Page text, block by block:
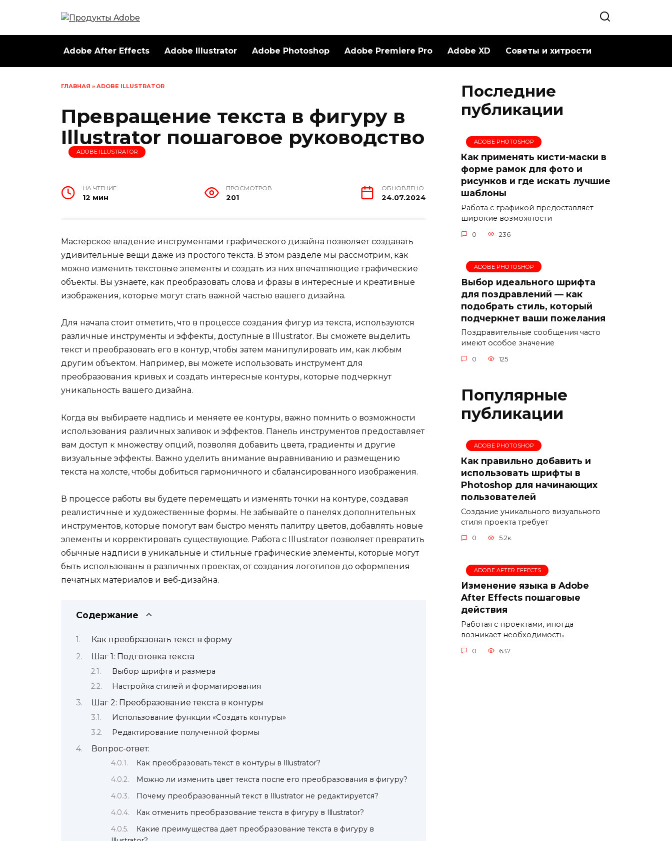
Adobe After Effects Adobe Illustrator Adobe Photoshop Adobe Premiere Pro Adobe XD Советы и хитрости
ГЛАВНАЯ » ADOBE ILLUSTRATOR
Превращение текста в фигуру в
Illustrator пошаговое руководство
ADOBE ILLUSTRATOR
НА ЧТЕНИЕ
12 мин
ПРОСМОТРОВ
201
ОБНОВЛЕНО
24.07.2024
Мастерское владение инструментами графического дизайна позволяет создавать
удивительные вещи даже из простого текста. В этом разделе мы рассмотрим, как
можно изменить текстовые элементы и создать из них впечатляющие графические
объекты. Вы узнаете, как преобразовать слова и фразы в интересные и креативные
изображения, которые могут стать важной частью вашего дизайна.
Для начала стоит отметить, что в процессе создания фигур из текста, используются
различные инструменты и эффекты, доступные в Illustrator. Вы сможете выделить
текст и преобразовать его в контур, чтобы затем манипулировать им, как любым
другим объектом. Например, вы можете использовать инструмент для
преобразования кривых и создать интересные контуры, которые подчеркнут
уникальность вашего дизайна.
Когда вы выбираете надпись и меняете ее контуры, важно помнить о возможности
использования различных заливок и эффектов. Панель инструментов предоставляет
вам доступ к множеству опций, позволяя добавить цвета, градиенты и другие
визуальные эффекты. Важно уделить внимание выравниванию и размещению
текста на холсте, чтобы добиться гармоничного и сбалансированного изображения.
В процессе работы вы будете перемещать и изменять точки на контуре, создавая
реалистичные и художественные формы. Не забывайте о панелях дополнительных
инструментов, которые помогут вам быстро менять палитру цветов, добавлять новые
элементы и корректировать существующие. Работа с Illustrator позволяет превратить
обычные надписи в уникальные и стильные графические элементы, которые могут
быть использованы в различных проектах, от создания логотипов до оформления
печатных материалов и веб-дизайна.
Содержание
Как преобразовать текст в форму
Шаг 1: Подготовка текста
Выбор шрифта и размера
Настройка стилей и форматирования
Шаг 2: Преобразование текста в контуры
Использование функции «Создать контуры»
Редактирование полученной формы
Вопрос-ответ:
Как преобразовать текст в контуры в Illustrator?
Можно ли изменить цвет текста после его преобразования в фигуру?
Почему преобразованный текст в Illustrator не редактируется?
Как отменить преобразование текста в фигуру в Illustrator?
Какие преимущества дает преобразование текста в фигуру в
Последние
публикации
ADOBE PHOTOSHOP
Как применять кисти-маски в
форме рамок для фото и
рисунков и где искать лучшие
шаблоны
Работа с графикой предоставляет
широкие возможности
0 236
ADOBE PHOTOSHOP
Выбор идеального шрифта
для поздравлений — как
подобрать стиль, который
подчеркнет ваши пожелания
Поздравительные сообщения часто
имеют особое значение
0 125
Популярные
публикации
ADOBE PHOTOSHOP
Как правильно добавить и
использовать шрифты в
Photoshop для начинающих
пользователей
Создание уникального визуального
стиля проекта требует
0 5.2к.
ADOBE AFTER EFFECTS
Изменение языка в Adobe
After Effects пошаговые
действия
Работая с проектами, иногда
возникает необходимость
0 637